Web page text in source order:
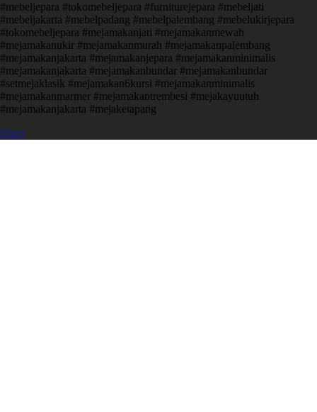
#mebeljepara #tokomebeljepara #furniturejepara #mebeljati
#mebeljakarta #mebelpadang #mebelpalembang #mebelukirjepara
#tokomebeljepara #mejamakanjati #mejamakanmewah
#mejamakanukir #mejamakanmurah #mejamakanpalembang
#mejamakanjakarta #mejamakanjepara #mejamakanminimalis
#mejamakanjakarta #mejamakanbundar #mejamakanbundar
#setmejaklasik #mejamakan6kursi #mejamakanminimalis
#mejamakanmarmer #mejamakantrembesi #mejakayuutuh
#mejamakanjakarta #mejaketapang
Open